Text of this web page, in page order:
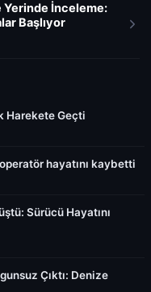
Yerinde İnceleme:
Başlıyor
Harekete Geçti
hayatını kaybetti
Sürücü Hayatını
Çıktı: Denize